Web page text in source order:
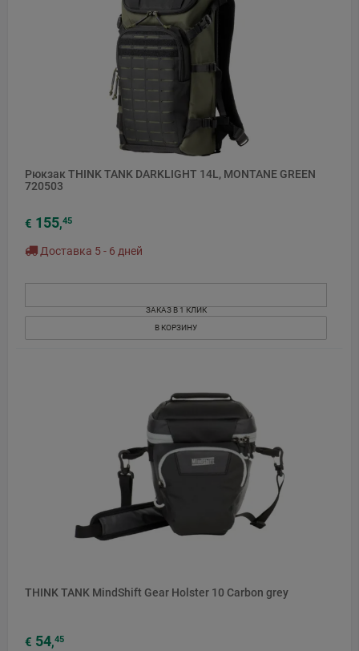
Рюкзак THINK TANK DARKLIGHT 14L, MONTANE GREEN
720503
€ 155,45
Доставка 5 - 6 дней
ЗАКАЗ В 1 КЛИК
В КОРЗИНУ
THINK TANK MindShift Gear Holster 10 Carbon grey
€ 54,45